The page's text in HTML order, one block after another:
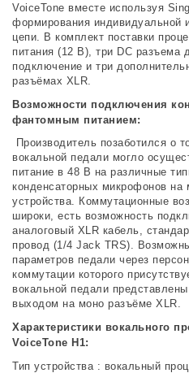
VoiceTone вместе используя
формирования индивидуальной
цепи. В комплект поставки
питания (12 В), три DC разъема
подключение и три
разъёмах XLR.
Возможности подключения
фантомным питанием:
Производитель позаботился о
вокальной педали могло
питание в 48 В на различные
конденсаторных микрофонов
устройства. Коммутационные
широки, есть возможность
аналоговый XLR кабель,
провод (1/4 Jack TRS).
параметров педали через
коммутации которого
вокальной педали
выходом на моно разъёме XLR.
Характеристики вокального
VoiceTone H1:
Тип устройства : вокальный